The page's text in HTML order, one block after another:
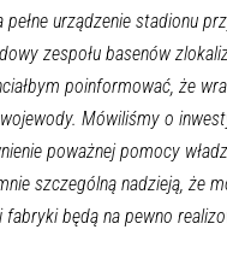
urządzenie stadionu
zespołu basenów
poinformować, że
Mówiliśmy o
poważnej pomocy
szczególną nadzieją, że
będą na pewno